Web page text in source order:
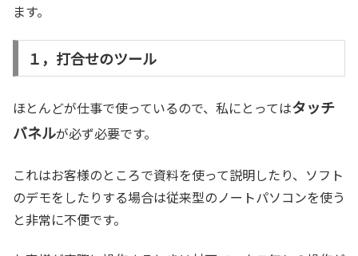
ます。
１，打合せのツール
ほとんどが仕事で使っているので、私にとってはタッチ
バネルが必ず必要です。
これはお客様のところで資料を使って説明したり、ソフト
のデモをしたりする場合は従来型のノートパソコンを使う
と非常に不便です。